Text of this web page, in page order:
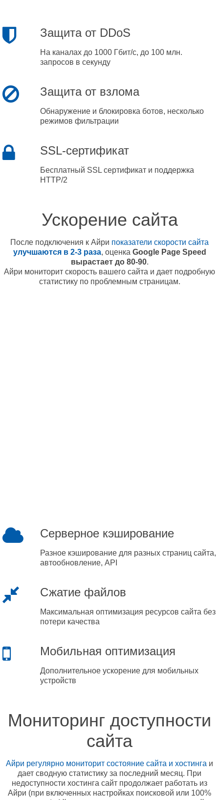
Защита от DDoS
На каналах до 1000 Гбит/с, до 100 млн.
запросов в секунду
Защита от взлома
Обнаружение и блокировка ботов, несколько
режимов фильтрации
SSL-сертификат
Бесплатный SSL сертификат и поддержка
HTTP/2
Ускорение сайта
После подключения к Айри показатели скорости сайта
улучшаются в 2-3 раза, оценка Google Page Speed
вырастает до 80-90.
Айри мониторит скорость вашего сайта и дает подробную
статистику по проблемным страницам.
Серверное кэширование
Разное кэширование для разных страниц сайта,
автообновление, API
Сжатие файлов
Максимальная оптимизация ресурсов сайта без
потери качества
Мобильная оптимизация
Дополнительное ускорение для мобильных
устройств
Мониторинг доступности
сайта
Айри регулярно мониторит состояние сайта и хостинга и
дает сводную статистику за последний месяц. При
недоступности хостинга сайт продолжает работать из
Айри (при включенных настройках поисковой или 100%